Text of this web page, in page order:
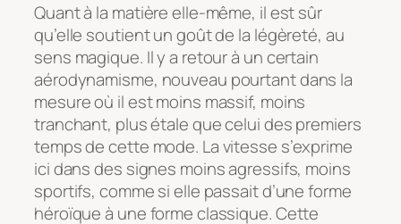
Quant à la matière elle-même, il est sûr
qu’elle soutient un goût de la légèreté, au
sens magique. Il y a retour à un certain
aérodynamisme, nouveau pourtant dans la
mesure où il est moins massif, moins
tranchant, plus étale que celui des premiers
temps de cette mode. La vitesse s’exprime
ici dans des signes moins agressifs, moins
sportifs, comme si elle passait d’une forme
héroïque à une forme classique. Cette